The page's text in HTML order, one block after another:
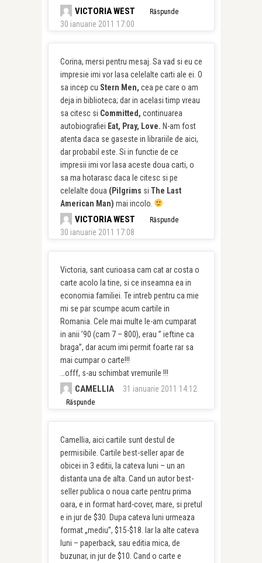
VICTORIA WEST
30 ianuarie 2011 17:00
Răspunde
Corina, mersi pentru mesaj. Sa vad si eu ce
impresie imi vor lasa celelalte carti ale ei. O
sa incep cu Stern Men, cea pe care o am
deja in biblioteca; dar in acelasi timp vreau
sa citesc si Committed, continuarea
autobiografiei Eat, Pray, Love. N-am fost
atenta daca se gaseste in librariile de aici,
dar probabil este. Si in functie de ce
impresii imi vor lasa aceste doua carti, o
sa ma hotarasc daca le citesc si pe
celelalte doua (Pilgrims si The Last
American Man) mai incolo.
VICTORIA WEST
30 ianuarie 2011 17:08
Răspunde
Victoria, sant curioasa cam cat ar costa o
carte acolo la tine, si ce inseamna ea in
economia familiei. Te intreb pentru ca mie
mi se par scumpe acum cartile in
Romania. Cele mai multe le-am cumparat
in anii ’90 (cam 7 – 800), erau ” ieftine ca
braga”, dar acum imi permit foarte rar sa
mai cumpar o carte!!!
…offf, s-au schimbat vremurile !!!
CAMELLIA 31 ianuarie 2011 14:12
Răspunde
Camellia, aici cartile sunt destul de
permisibile. Cartile best-seller apar de
obicei in 3 editii, la cateva luni – un an
distanta una de alta. Cand un autor best-
seller publica o noua carte pentru prima
oara, e in format hard-cover, mare, si pretul
e in jur de $30. Dupa cateva luni urmeaza
format „mediu”, $15-$18. Iar la alte cateva
luni – paperback, sau editia mica, de
buzunar, in jur de $10. Cand o carte e